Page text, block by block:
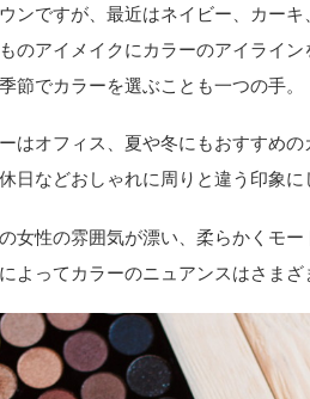
ンですが、最近はネイビー、カー
のアイメイクにカラーのアイライ
節でカラーを選ぶことも一つの手。
はオフィス、夏や冬にもおすすめ
日などおしゃれに周りと違う印象に
女性の雰囲気が漂い、柔らかくモ
よってカラーのニュアンスはさま